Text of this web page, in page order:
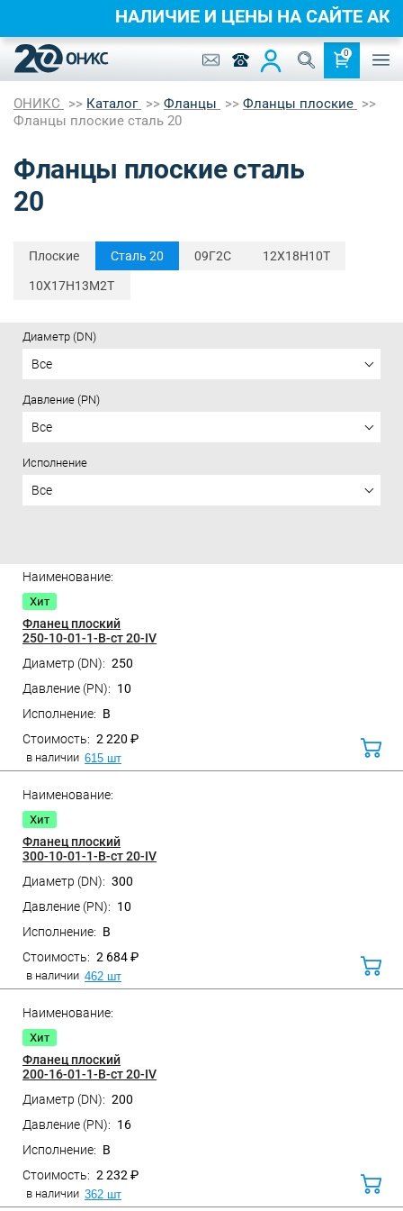
0
ОНИКС Каталог Фланцы
Фланцы плоские
Фланцы плоские сталь 20
Фланцы плоские сталь
20
Плоские Cталь 20 09Г2С 12Х18Н10Т
10Х17Н13М2Т
Диаметр (DN)
Все
Давление (PN)
Все
Исполнение
Все
Хит
Фланец плоский
250-10-01-1-B-ст 20-IV
250
10
B
2 220 ₽
в наличии 615 шт
Хит
Фланец плоский
300-10-01-1-B-ст 20-IV
300
10
B
2 684 ₽
в наличии 462 шт
Хит
Фланец плоский
200-16-01-1-B-ст 20-IV
200
16
B
2 232 ₽
в наличии 362 шт
НАЛИЧИЕ И ЦЕНЫ НА